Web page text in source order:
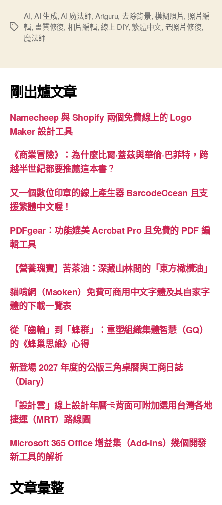
功
能
的
線
上
照
片
復
標
AI,AI 生成,AI 魔法師,Artguru, 去除背景,模糊照片, 照片編
輯,畫質修復, 相片編輯,線上 DIY,繁體中文, 老照片修復,
魔法師
剛出爐文章
Namecheep 與 Shopify 兩個免費線上的 Logo
Maker 設計工具
《商業冒險》：為什麼比爾·蓋茲與華倫·巴菲特，跨
越半世紀都要推薦這本書？
又一個數位印章的線上產生器 BarcodeOcean 且支
援繁體中文喔！
PDFgear：功能媲美 Acrobat Pro 且免費的 PDF 編
輯工具
【營養瑰寶】苦茶油：深藏山林間的「東方橄欖油」
貓啃網（Maoken）免費可商用中文字體及其自家字
體的下載一覽表
從「齒輪」到「蜂群」：重塑組織集體智慧（GQ）
的《蜂巢思維》心得
新登場 2027 年度的公版三角桌曆與工商日誌
（Diary）
「設計雲」線上設計年曆卡背面可附加選用台灣各地
捷運（MRT）路線圖
Microsoft 365 Office 增益集（Add-ins）幾個開發
新工具的解析
文章彙整